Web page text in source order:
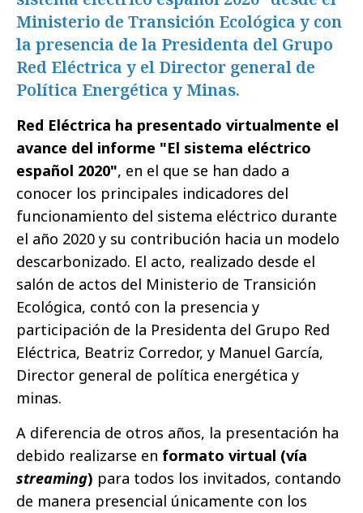
Ministerio de Transición Ecológica y con
la presencia de la Presidenta del Grupo
Red Eléctrica y el Director general de
Política Energética y Minas.
Red Eléctrica ha presentado virtualmente el
avance del informe "El sistema eléctrico
español 2020", en el que se han dado a
conocer los principales indicadores del
funcionamiento del sistema eléctrico durante
el año 2020 y su contribución hacia un modelo
descarbonizado. El acto, realizado desde el
salón de actos del Ministerio de Transición
Ecológica, contó con la presencia y
participación de la Presidenta del Grupo Red
Eléctrica, Beatriz Corredor, y Manuel García,
Director general de política energética y
minas.
A diferencia de otros años, la presentación ha
debido realizarse en formato virtual (vía
streaming) para todos los invitados, contando
de manera presencial únicamente con los